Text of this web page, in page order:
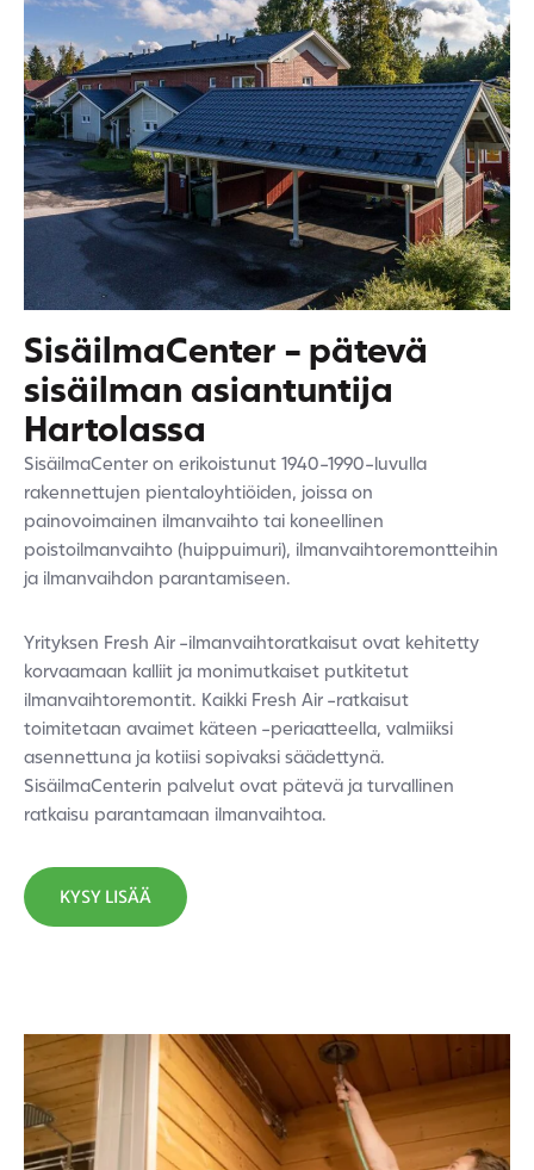
SisäilmaCenter - pätevä
sisäilman asiantuntija
Hartolassa
SisäilmaCenter on erikoistunut 1940-1990-luvulla
rakennettujen pientaloyhtiöiden, joissa on
painovoimainen ilmanvaihto tai koneellinen
poistoilmanvaihto (huippuimuri), ilmanvaihtoremontteihin
ja ilmanvaihdon parantamiseen.
Yrityksen Fresh Air -ilmanvaihtoratkaisut ovat kehitetty
korvaamaan kalliit ja monimutkaiset putkitetut
ilmanvaihtoremontit. Kaikki Fresh Air -ratkaisut
toimitetaan avaimet käteen -periaatteella, valmiiksi
asennettuna ja kotiisi sopivaksi säädettynä.
SisäilmaCenterin palvelut ovat pätevä ja turvallinen
ratkaisu parantamaan ilmanvaihtoa.
KYSY LISÄÄ